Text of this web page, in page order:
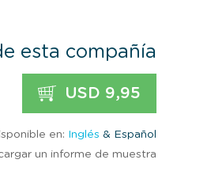
esta compañía
USD 9,95
en: Inglés & Español
un informe de muestra